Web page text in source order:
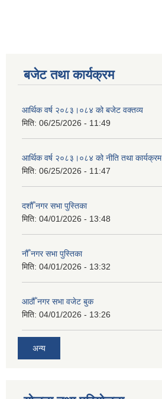
बजेट तथा कार्यक्रम
आर्थिक वर्ष २०८३।०८४ को बजेट वक्तव्य
मिति: 06/25/2026 - 11:49
आर्थिक वर्ष २०८३।०८४ को नीति तथा कार्यक्रम
मिति: 06/25/2026 - 11:47
दशौँ नगर सभा पुस्तिका
मिति: 04/01/2026 - 13:48
नौँ नगर सभा पुस्तिका
मिति: 04/01/2026 - 13:32
आठौँ नगर सभा वजेट बुक
मिति: 04/01/2026 - 13:26
अन्य